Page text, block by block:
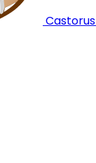
Castorus